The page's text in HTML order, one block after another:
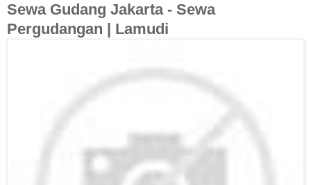
Sewa Gudang Jakarta - Sewa
Pergudangan | Lamudi